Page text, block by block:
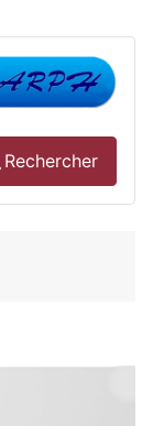
Rechercher